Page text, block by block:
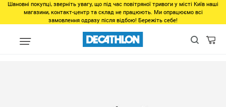
Шановні покупці, зверніть увагу, що під час повітряної тривоги у місті Київ наші
магазини, контакт-центр та склад не працюють. Ми опрацюємо всі
замовлення одразу після відбою! Бережіть себе!
Виды спорта Точные виды спорта Аксессуары для